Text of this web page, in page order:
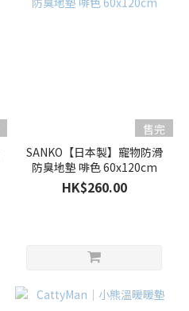
售完
SANKO【日本製】寵物防滑
防臭地墊 啡色 60x120cm
HK$260.00